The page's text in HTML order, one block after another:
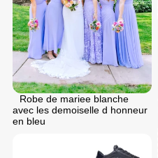
Robe de mariee blanche
avec les demoiselle d honneur
en bleu